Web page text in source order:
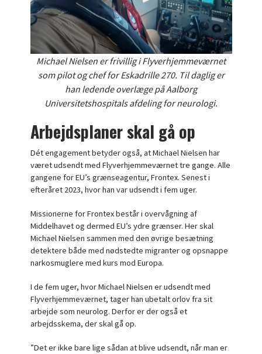
Michael Nielsen er frivillig i Flyverhjemmeværnet
som pilot og chef for Eskadrille 270. Til daglig er
han ledende overlæge på Aalborg
Universitetshospitals afdeling for neurologi.
Arbejdsplaner skal gå op
Dét engagement betyder også, at Michael Nielsen har
været udsendt med Flyverhjemmeværnet tre gange. Alle
gangene for EU’s grænseagentur, Frontex. Senest i
efteråret 2023, hvor han var udsendt i fem uger.
Missionerne for Frontex består i overvågning af
Middelhavet og dermed EU’s ydre grænser. Her skal
Michael Nielsen sammen med den øvrige besætning
detektere både med nødstedte migranter og opsnappe
narkosmuglere med kurs mod Europa.
I de fem uger, hvor Michael Nielsen er udsendt med
Flyverhjemmeværnet, tager han ubetalt orlov fra sit
arbejde som neurolog. Derfor er der også et
arbejdsskema, der skal gå op.
”Det er ikke bare lige sådan at blive udsendt, når man er